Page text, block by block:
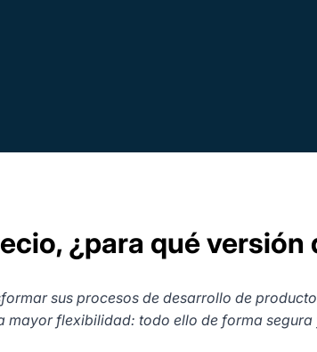
¿para qué versión
sus procesos de desarrollo de
flexibilidad: todo ello de forma